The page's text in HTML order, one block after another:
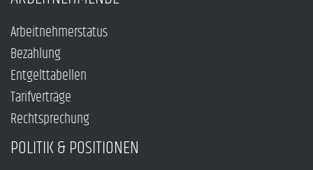
Arbeitnehmerstatus
Bezahlung
Entgelttabellen
Tarifverträge
Rechtsprechung
POLITIK & POSITIONEN